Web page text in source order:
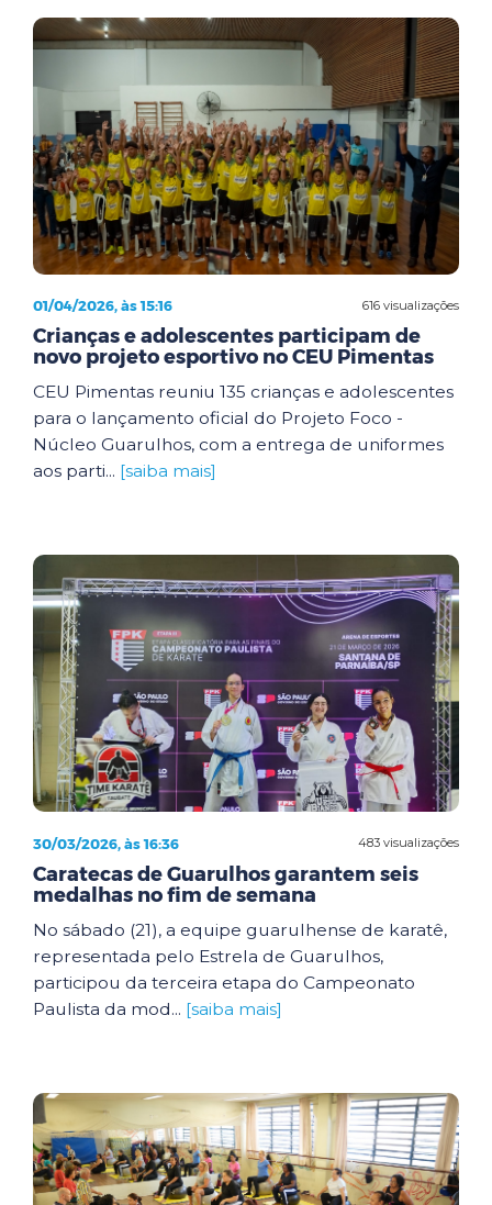
616 visualizações
01/04/2026, às 15:16
Crianças e adolescentes participam de
novo projeto esportivo no CEU Pimentas
CEU Pimentas reuniu 135 crianças e adolescentes
para o lançamento oficial do Projeto Foco -
Núcleo Guarulhos, com a entrega de uniformes
aos parti... [saiba mais]
483 visualizações
30/03/2026, às 16:36
Caratecas de Guarulhos garantem seis
medalhas no fim de semana
No sábado (21), a equipe guarulhense de karatê,
representada pelo Estrela de Guarulhos,
participou da terceira etapa do Campeonato
Paulista da mod... [saiba mais]